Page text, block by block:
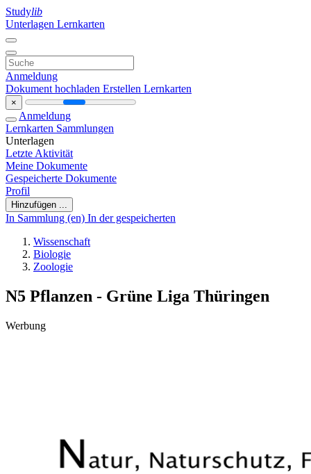
Studylib
Unterlagen Lernkarten
Anmeldung
Dokument hochladen Erstellen Lernkarten
×
Anmeldung
Lernkarten Sammlungen
Unterlagen
Letzte Aktivität
Meine Dokumente
Gespeicherte Dokumente
Profil
Hinzufügen ...
In Sammlung (en) In der gespeicherten
Wissenschaft
Biologie
Zoologie
N5 Pflanzen - Grüne Liga Thüringen
Werbung